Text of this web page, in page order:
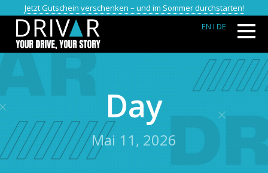
Jetzt Gutschein verschenken – und im Sommer durchstarten!
EN I DE
Day
Mai 11, 2026